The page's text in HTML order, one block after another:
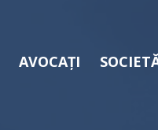
AVOCAȚI